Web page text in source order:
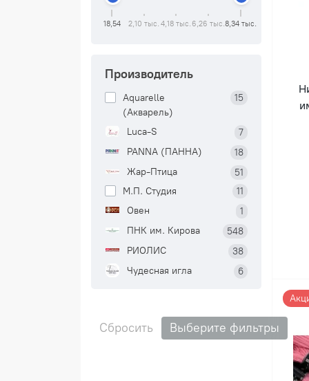
18,54 2,10 тыс. 4,18 тыс. 6,26 тыс.8,34 тыс.
Производитель
Aquarelle
(Акварель)
15
Luca-S
7
PANNA (ПАННА)
18
Жар-Птица
51
М.П. Студия
11
Овен
1
ПНК им. Кирова
548
РИОЛИС
38
Чудесная игла
6
Сбросить Выберите фильтры